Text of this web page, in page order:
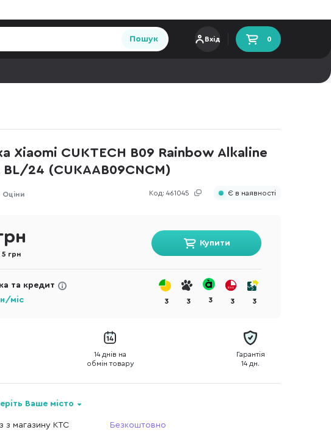
Пошук Вхід 0
Xiaomi CUKTECH B09 Rainbow Alkaline
BL/24 (CUKAAB09CNCM)
Код: 461045
Оціни Є в наявності
5 грн
Купити
та кредит
міс 3 3 3 3 3
14 днів на
обмін товару
Гарантія
14 дн.
Ваше місто
з магазину КТС Безкоштовно